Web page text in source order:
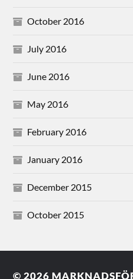
October 2016
July 2016
June 2016
May 2016
February 2016
January 2016
December 2015
October 2015
© 2026